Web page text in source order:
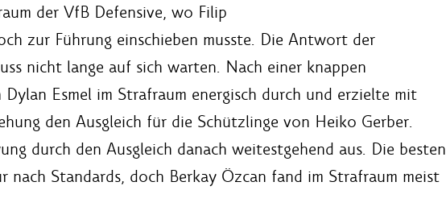
der VfB Defensive, wo Filip
zur Führung einschieben musste. Die Antwort der
nicht lange auf sich warten. Nach einer knappen
Esmel im Strafraum energisch durch und erzielte mit
den Ausgleich für die Schützlinge von Heiko Gerber.
durch den Ausgleich danach weitestgehend aus. Die besten
nach Standards, doch Berkay Özcan fand im Strafraum meist